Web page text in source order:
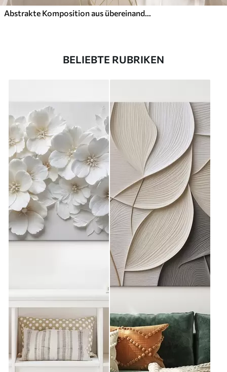
Abstrakte Komposition aus übereinanderliegenden Blättern, geschwungenen Formen in Schwarz, Weiß und Beige, strukturierte Kunst
BELIEBTE RUBRIKEN